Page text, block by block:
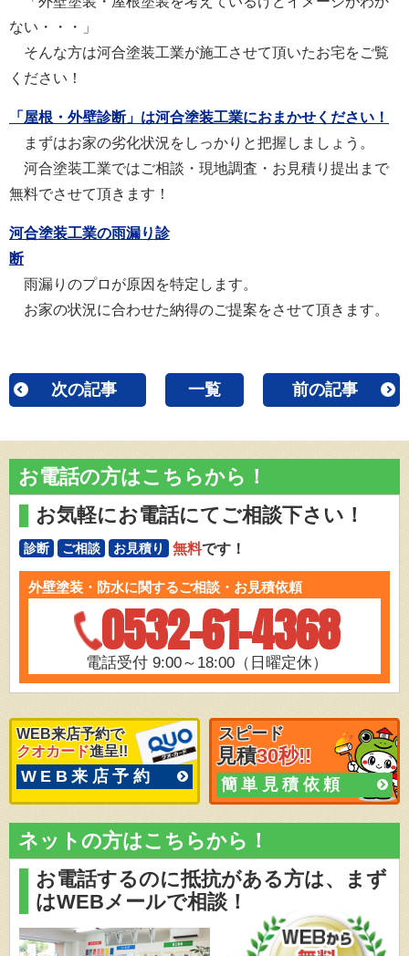
ない・・・」
そんな方は河合塗装工業が施工させて頂いたお宅をご覧
ください！
「屋根・外壁診断」は河合塗装工業におまかせください！
まずはお家の劣化状況をしっかりと把握しましょう。
河合塗装工業ではご相談・現地調査・お見積り提出まで
無料でさせて頂きます！
河合塗装工業の雨漏り診
断
雨漏りのプロが原因を特定します。
お家の状況に合わせた納得のご提案をさせて頂きます。
次の記事 一覧 前の記事
お電話の方はこちらから！
お気軽にお電話にてご相談下さい！
診断 ご相談 お見積り 無料です！
外壁塗装・防水に関するご相談・お見積依頼
0532-61-4368
電話受付 9:00～18:00（日曜定休）
WEB来店予約で
クオカード進呈!!
WEB来店予約
スピード
見積30秒!!
簡単見積依頼
ネットの方はこちらから！
お電話するのに抵抗がある方は、
まず
はWEBメールで相談！